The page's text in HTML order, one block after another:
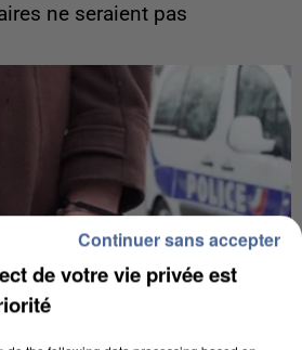
ne seraient pas
de votre vie privée est
Continuer sans accepter